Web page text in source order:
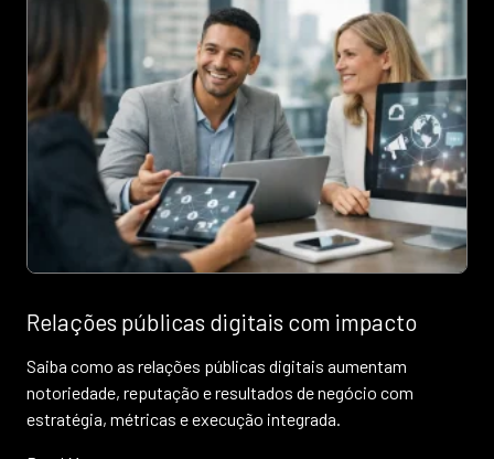
Relações públicas digitais com impacto
Saiba como as relações públicas digitais aumentam
notoriedade, reputação e resultados de negócio com
estratégia, métricas e execução integrada.